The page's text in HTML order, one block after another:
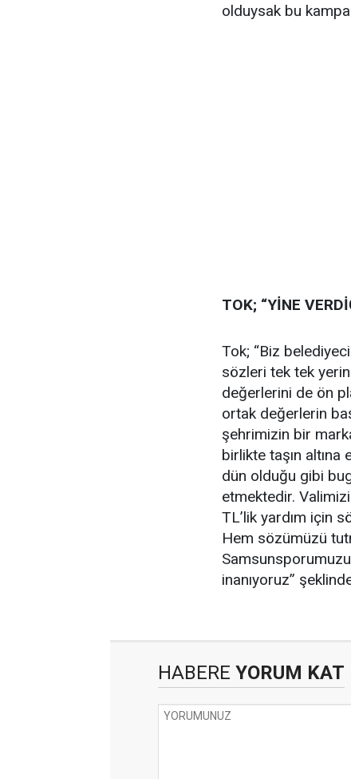
olduysak bu
TOK; “YİNE
Tok; “Biz
sözleri tek tek
değerlerini de ön
ortak değerlerin
şehrimizin bir
birlikte taşın
dün olduğu gibi
etmektedir.
TL’lik yardım için
Hem sözümüzü
inanıyoruz”
HABERE YORUM KAT